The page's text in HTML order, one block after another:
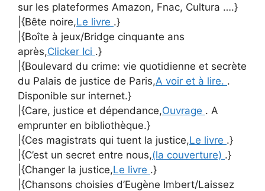
sur les plateformes Amazon, Fnac, Cultura ….}
|{Bête noire,Le livre .}
|{Boîte à jeux/Bridge cinquante ans
après,Clicker Ici .}
|{Boulevard du crime: vie quotidienne et secrète
du Palais de justice de Paris,A voir et à lire. .
Disponible sur internet.}
|{Care, justice et dépendance,Ouvrage . A
emprunter en bibliothèque.}
|{Ces magistrats qui tuent la justice,Le livre .}
|{C’est un secret entre nous,(la couverture) .}
|{Changer la justice,Le livre .}
|{Chansons choisies d’Eugène Imbert/Laissez